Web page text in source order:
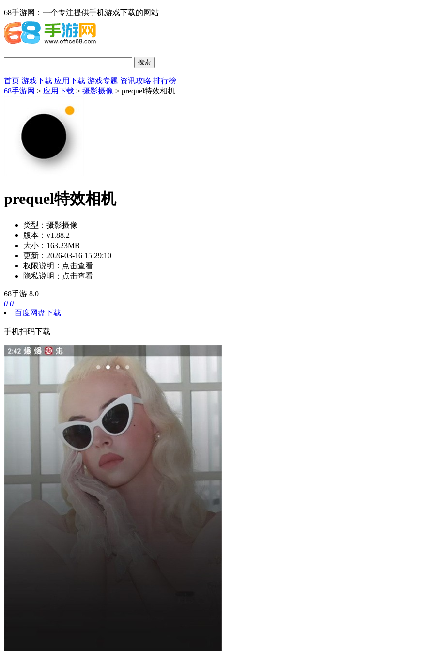
68手游网：一个专注提供手机游戏下载的网站
首页 游戏下载 应用下载 游戏专题 资讯攻略 排行榜
68手游网 > 应用下载 > 摄影摄像 > prequel特效相机
prequel特效相机
类型： 摄影摄像
版本： v1.88.2
大小： 163.23MB
更新： 2026-03-16 15:29:10
权限说明： 点击查看
隐私说明： 点击查看
68手游 8.0
0 0
百度网盘下载
手机扫码下载